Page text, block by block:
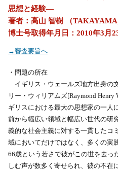
思想と経験―
著者：高山 智樹 （TAKAYAMA,
博士号取得年月日：2010年3月
→審査要旨へ
・問題の所在
イギリス・ウェールズ地方出身の
リー・ウィリアムズ[Raymond
ギリスにおける最大の思想家の一人
前から幅広い領域と幅広い世代の研
義的な社会主義に対する一貫したコ
域においてだけではなく、多くの実
66歳という若さで彼がこの世を去っ
しむ声が数多く寄せられ、彼の不在